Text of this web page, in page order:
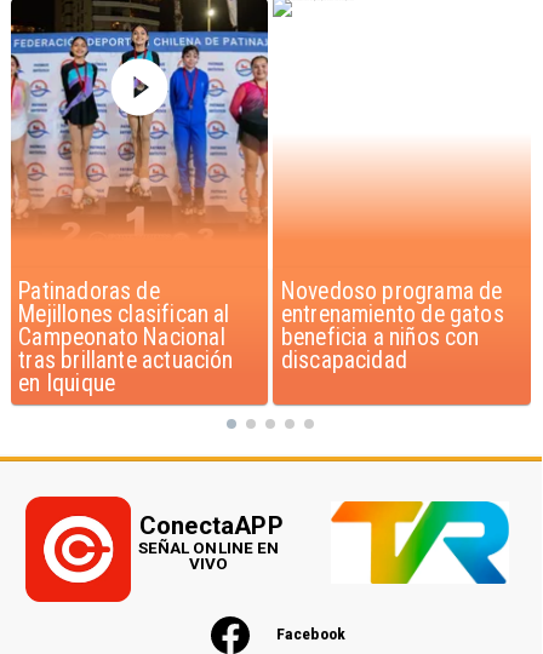
Novedoso programa de
entrenamiento de gatos
beneficia a niños con
discapacidad
Alarmante hábito en
jóvenes de 13 a 15 años
según encuesta del
Minsal
Facebook
ConectaAPP
SEÑAL ONLINE EN
VIVO